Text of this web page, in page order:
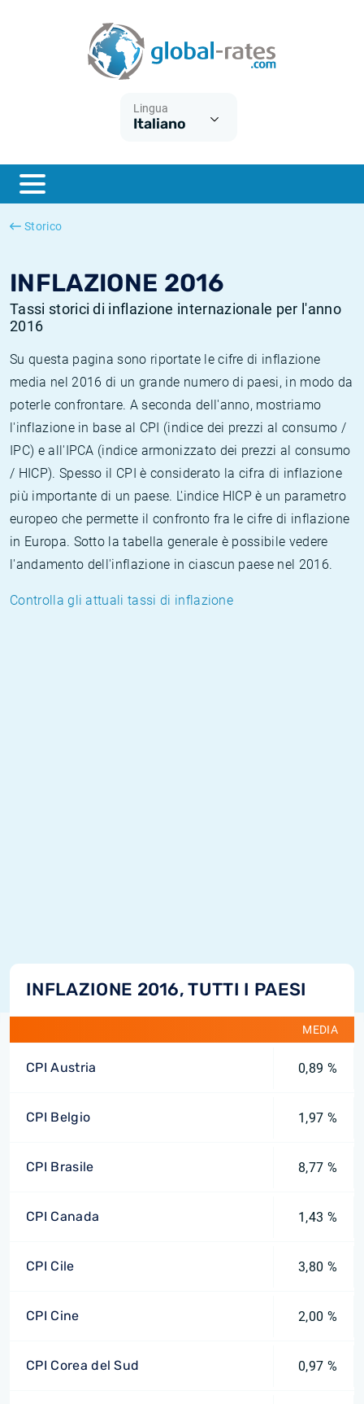
Lingua
Italiano
Storico
INFLAZIONE 2016
Tassi storici di inflazione internazionale per l'anno
2016
Su questa pagina sono riportate le cifre di inflazione
media nel 2016 di un grande numero di paesi, in modo da
poterle confrontare. A seconda dell'anno, mostriamo
l'inflazione in base al CPI (indice dei prezzi al consumo /
IPC) e all'IPCA (indice armonizzato dei prezzi al consumo
/ HICP). Spesso il CPI è considerato la cifra di inflazione
più importante di un paese. L'indice HICP è un parametro
europeo che permette il confronto fra le cifre di inflazione
in Europa. Sotto la tabella generale è possibile vedere
l'andamento dell'inflazione in ciascun paese nel 2016.
Controlla gli attuali tassi di inflazione
INFLAZIONE 2016, TUTTI I PAESI
MEDIA
CPI Austria 0,89 %
CPI Belgio 1,97 %
CPI Brasile 8,77 %
CPI Canada 1,43 %
CPI Cile 3,80 %
CPI Cine 2,00 %
CPI Corea del Sud 0,97 %
ESTER
SONIA
Cos'è l'inflazione CPI?
Cos'è l'inflazione HICP?
Inflazione Italia
Inflazione Stati Uniti
Tassi storici Euribor
Tassi storici di SONIA
Tassi storici di TONAR
Calcolatore dell’inflazione